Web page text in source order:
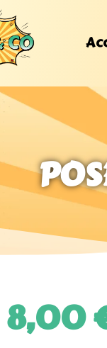
8,00